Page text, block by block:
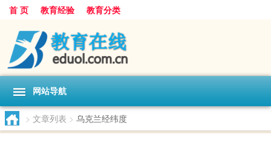
首 页 教育经验 教育分类
网站导航
> 文章列表 > 乌克兰经纬度